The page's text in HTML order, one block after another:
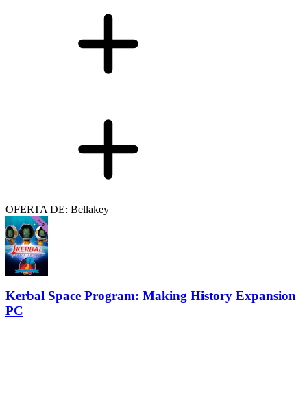
OFERTA DE: Bellakey
Kerbal Space Program: Making History Expansion
PC